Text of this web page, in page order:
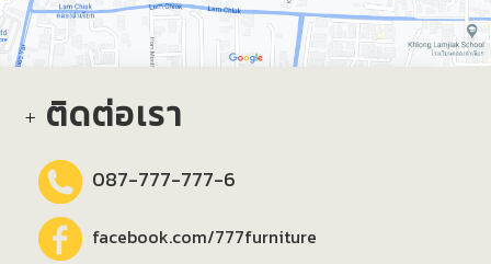
ติดต่อเรา
087-777-777-6
facebook.com/777furniture